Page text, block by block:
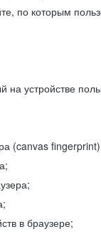
по которым
на устройстве
(canvas
в браузере;